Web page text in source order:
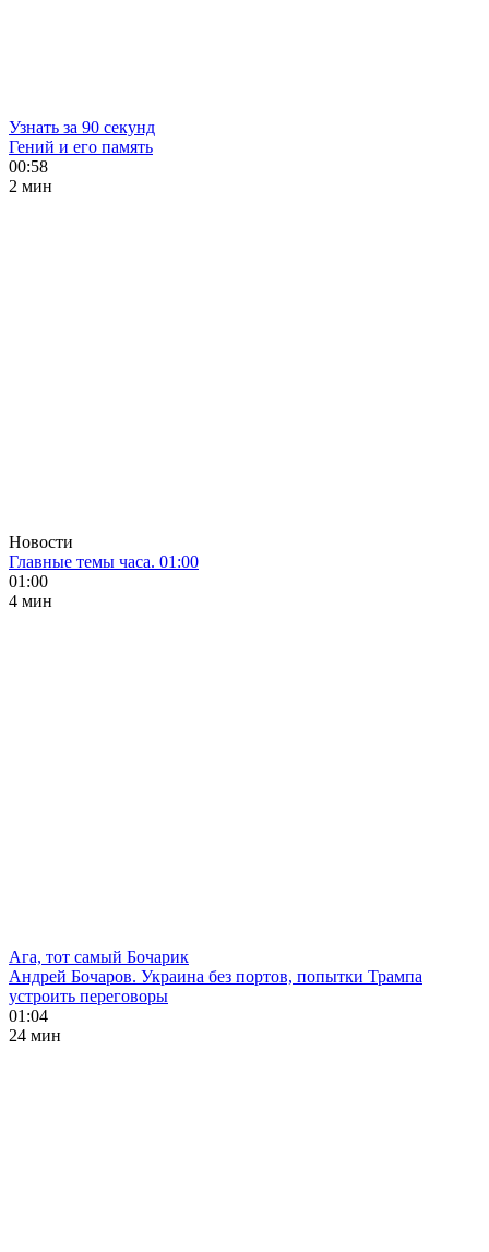
Узнать за 90 секунд
Гений и его память
00:58
2 мин
Новости
Главные темы часа. 01:00
01:00
4 мин
Ага, тот самый Бочарик
Андрей Бочаров. Украина без портов, попытки Трампа
устроить переговоры
01:04
24 мин